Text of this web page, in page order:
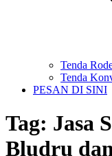
Tenda
Tenda
PESAN DI SINI
Tag: Jasa
Bludru